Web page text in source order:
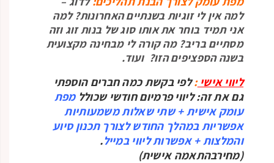
למה אין לי זוגיות בשנתיים האחרונות? למה
אני תמיד בוחר את אותו סוג של בנות זוג וזה
מסתיים בריב? מה קורה לי מבחינה מקצועית
בשנה הספציפים הזו? ועוד.
ליווי אישי:לפי בקשת כמה חברים הוספתי
גם את זה: ליווי פרמיום חודשי שכוללמפת
עומק אישית + שתי שאלות משמעותיות
אפשריות במהלך החודש לצורך תכנון סיוע
והמלצות + אפשרות ליווי במייל.
(מחירבהתאמה אישית)